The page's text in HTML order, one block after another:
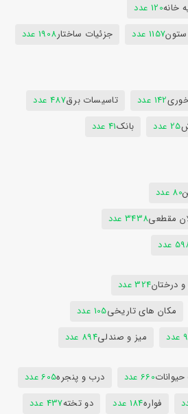
خانه120 عدد
1157 عدد جزئیات ساختار1908 عدد
142 عدد تاسیسات برق487 عدد
25 عدد بانک41 عدد
80 عدد
مقطعی3438 عدد
عدد
درختان324 عدد
مکان های تاریخی105 عدد
میز و صندلی894 عدد
660 عدد درب و پنجره605 عدد
فواره184 عدد دو تخته437 عدد